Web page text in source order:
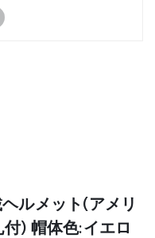
ルメット(アメリ
) 帽体色:イエロ